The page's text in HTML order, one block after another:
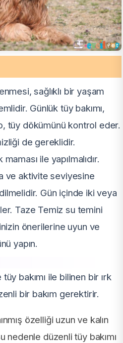
sağlıklı bir yaşam
Günlük tüy bakımı,
tüy dökümünü kontrol eder.
de gereklidir.
ile yapılmalıdır.
ve aktivite seviyesine
Gün içinde iki veya
Taze Temiz su temini
önerilerine uyun ve
yapın.
bakımı ile bilinen bir ırk
bir bakım gerektirir.
özelliği uzun ve kalın
nedenle düzenli tüy bakımı